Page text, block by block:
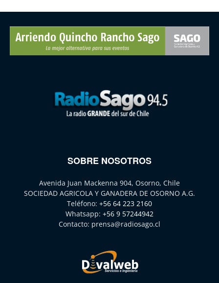
SOBRE NOSOTROS
Avenida Juan Mackenna 904, Osorno, Chile
SOCIEDAD AGRICOLA Y GANADERA DE OSORNO A.G.
Teléfono: +56 64 223 2160
Whatsapp: +56 9 57244942
Contacto: prensa@radiosago.cl